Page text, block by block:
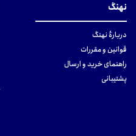
نهنگ
دربارهٔ نهنگ
قوانین و مقررات
راهنمای خرید و ارسال
پشتیبانی